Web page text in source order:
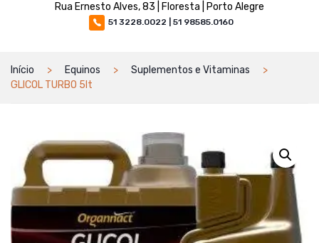
MATERIAIS E EQUIPAMENTOS
Rua Ernesto Alves, 83 | Floresta | Porto Alegre
51 3228.0022 | 51 98585.0160
Início Equinos
Suplementos e Vitaminas
GLICOL TURBO 5lt